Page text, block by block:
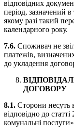
відповідних
період, зазначений
якому разі такий
календарного року.
7.6. Споживач не
платежів,
до укладення
ДОГОВОРУ
8.1. Сторони несуть
відповідно до
комунальні